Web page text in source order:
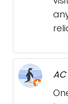
AC